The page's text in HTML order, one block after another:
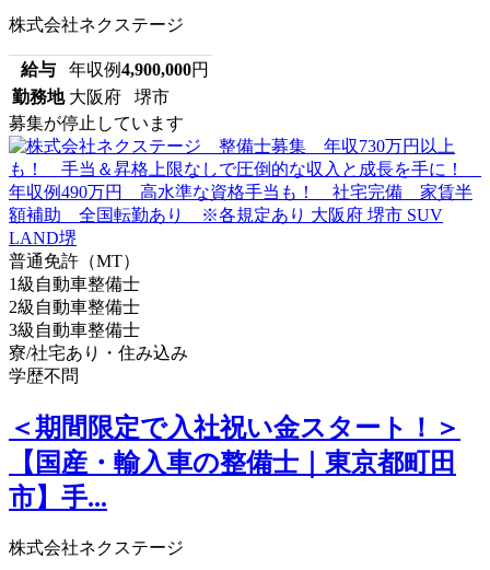
株式会社ネクステージ
給与 年収例4,900,000円
勤務地 大阪府 堺市
募集が停止しています
普通免許（MT）
1級自動車整備士
2級自動車整備士
3級自動車整備士
寮/社宅あり・住み込み
学歴不問
＜期間限定で入社祝い金スタート！＞
【国産・輸入車の整備士｜東京都町田
市】手...
株式会社ネクステージ